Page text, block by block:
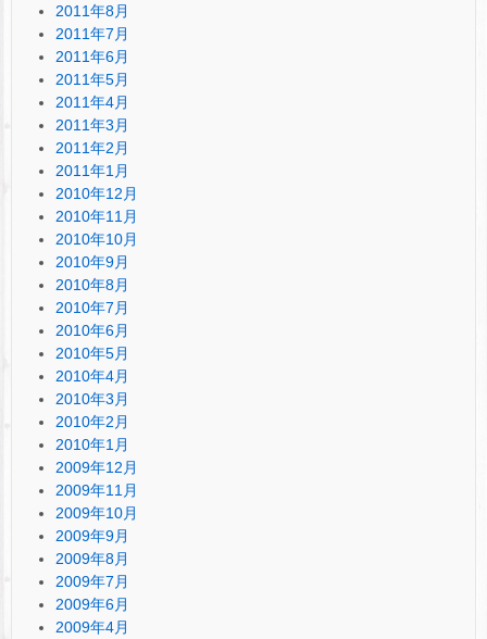
2011年8月
2011年7月
2011年6月
2011年5月
2011年4月
2011年3月
2011年2月
2011年1月
2010年12月
2010年11月
2010年10月
2010年9月
2010年8月
2010年7月
2010年6月
2010年5月
2010年4月
2010年3月
2010年2月
2010年1月
2009年12月
2009年11月
2009年10月
2009年9月
2009年8月
2009年7月
2009年6月
2009年4月